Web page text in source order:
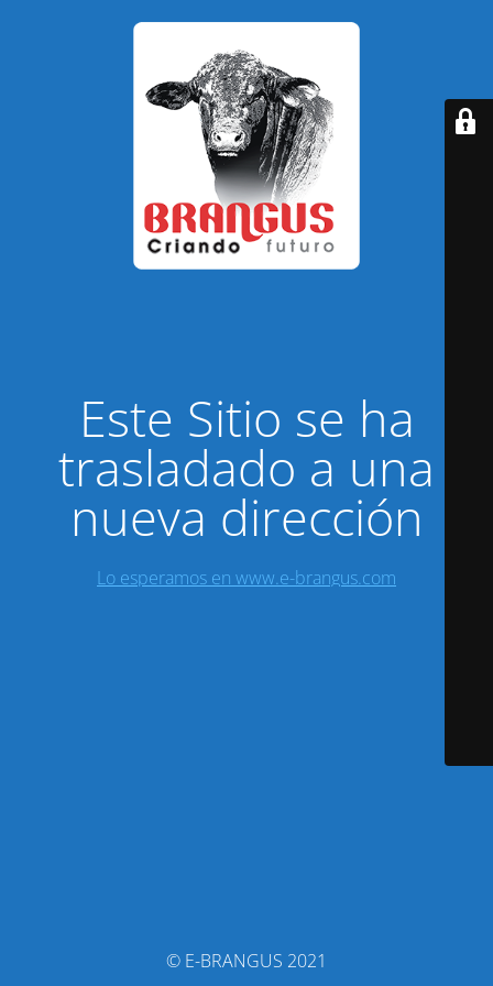
Este Sitio se ha
trasladado a una
nueva dirección
Lo esperamos en www.e-brangus.com
© E-BRANGUS 2021